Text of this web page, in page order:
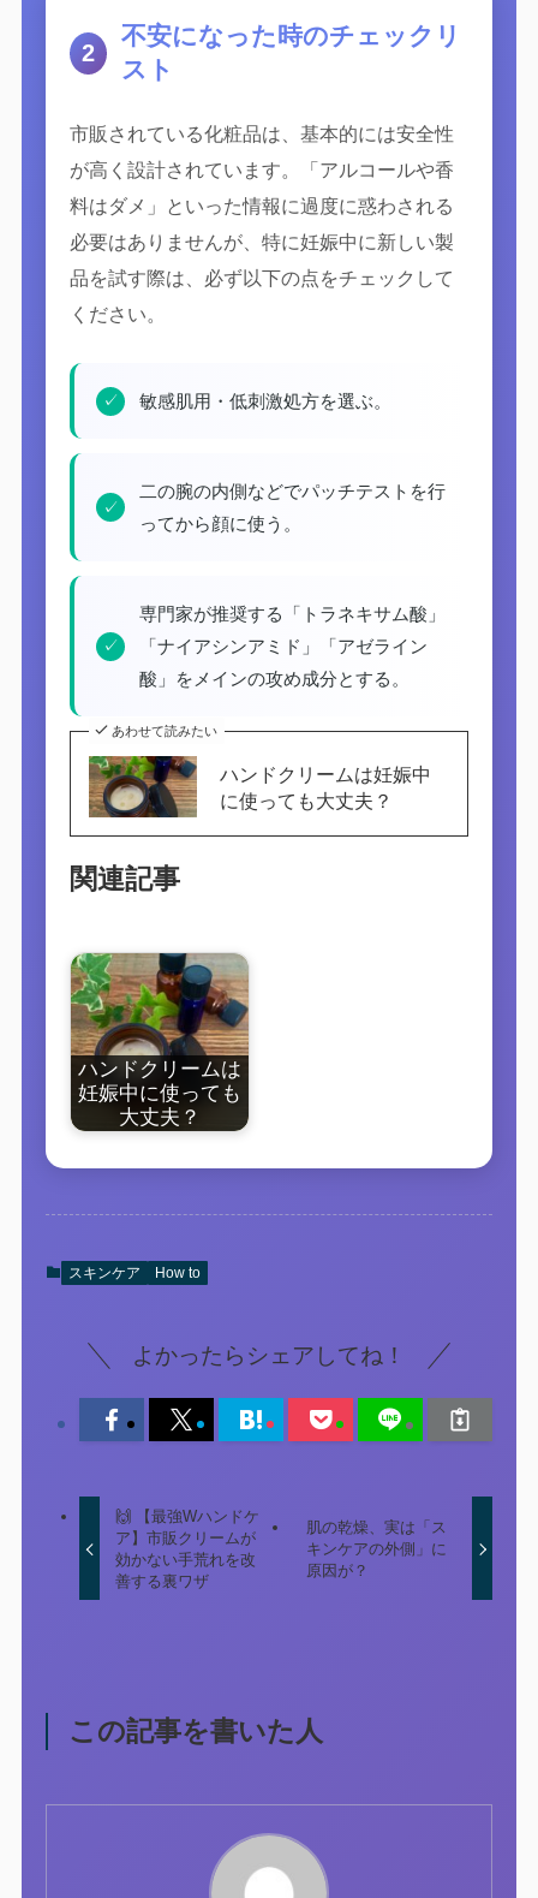
2
不安になった時のチェックリ
スト
市販されている化粧品は、基本的には安全性
が高く設計されています。「アルコールや香
料はダメ」といった情報に過度に惑わされる
必要はありませんが、特に妊娠中に新しい製
品を試す際は、必ず以下の点をチェックして
ください。
✓ 敏感肌用・低刺激処方を選ぶ。
✓
二の腕の内側などでパッチテストを行
ってから顔に使う。
✓
専門家が推奨する「トラネキサム酸」
「ナイアシンアミド」「アゼライン
酸」をメインの攻め成分とする。
あわせて読みたい
ハンドクリームは妊娠中
に使っても大丈夫？
関連記事
ハンドクリームは
妊娠中に使っても
大丈夫？
スキンケア How to
よかったらシェアしてね！
🙌 【最強Wハンドケ
ア】市販クリームが
効かない手荒れを改
善する裏ワザ
肌の乾燥、実は「ス
キンケアの外側」に
原因が？
この記事を書いた人